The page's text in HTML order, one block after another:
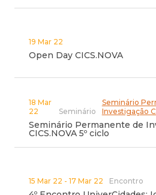
19 Mar 22
Open Day CICS.NOVA
18 Mar
22
Seminário
Investigação
Seminário
Seminário Permanente de
CICS.NOVA 5º ciclo
15 Mar 22 - 17 Mar 22 Encontro